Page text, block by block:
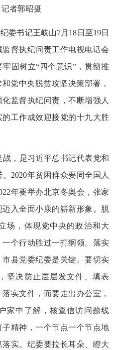
者郭昭摄
委书记王岐山7月18日至19日
督执纪问责工作电视电话会
固树立“四个意识”，贯彻推
党中央脱贫攻坚决策部署，
监督执纪问责，不断增强人
工作成效迎接党的十九大胜
，是习近平总书记代表党和
2020年贫困群众要同全国人
年要举办北京冬奥会，张家
入全面小康的崭新形象。脱
场，体现党中央的政治和大
个行动胜过一打纲领。落实
县党委纪委是关键。要切实
坚决防止层层发文件、填表
实文件，而要走出办公室，
家中了解，核查信访问题线
精神，一个节点一个节点地
实。纪委要拉长耳朵、瞪大